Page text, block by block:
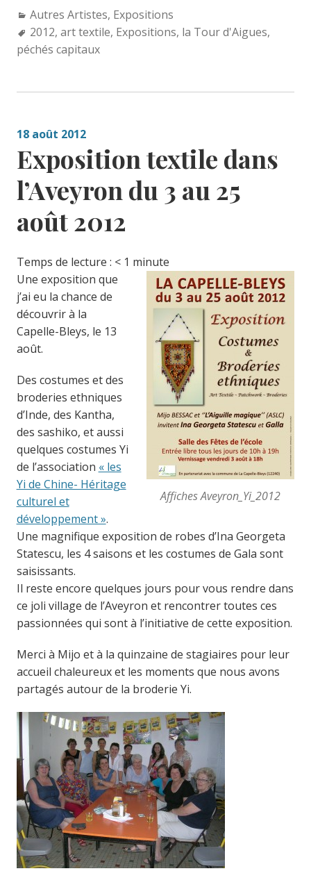
Categories:
Autres Artistes, Expositions
Tags:
2012, art textile, Expositions, la Tour d'Aigues,
péchés capitaux
18 août 2012
Exposition textile dans
l’Aveyron du 3 au 25
août 2012
Temps de lecture : < 1 minute
Affiches Aveyron_Yi_2012
Une exposition que
j’ai eu la chance de
découvrir à la
Capelle-Bleys, le 13
août.
Des costumes et des
broderies ethniques
d’Inde, des Kantha,
des sashiko, et aussi
quelques costumes Yi
de l’association « les
Yi de Chine- Héritage
culturel et
développement ».
Une magnifique exposition de robes d’Ina Georgeta
Statescu, les 4 saisons et les costumes de Gala sont
saisissants.
Il reste encore quelques jours pour vous rendre dans
ce joli village de l’Aveyron et rencontrer toutes ces
passionnées qui sont à l’initiative de cette exposition.
Merci à Mijo et à la quinzaine de stagiaires pour leur
accueil chaleureux et les moments que nous avons
partagés autour de la broderie Yi.